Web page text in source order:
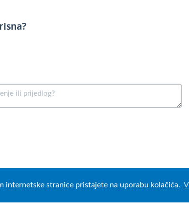
internetske stranice pristajete na uporabu kolačića.